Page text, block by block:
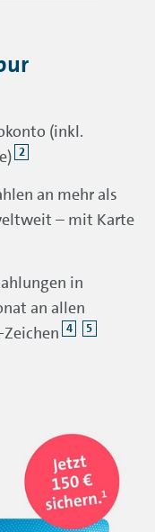
(inkl.
2
an mehr als
– mit Karte
in
an allen
4 5